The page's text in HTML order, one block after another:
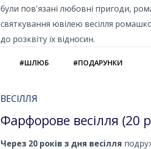
були пов'язані любовні пригоди,
святкування ювілею весілля
до розквіту їх відносин.
#ШЛЮБ #ПОДАРУНКИ
ВЕСІЛЛЯ
Фарфорове весілля (20
Через 20 років з дня весілля